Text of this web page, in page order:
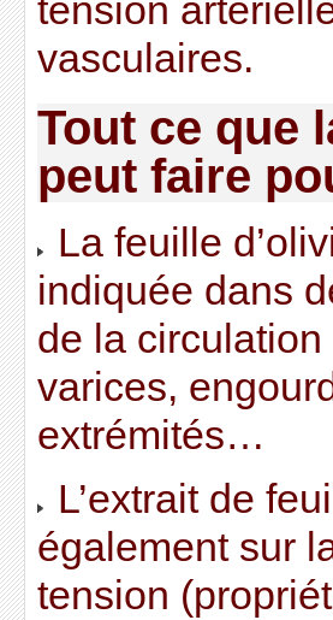
tension
vasculaires.
Tout ce que
peut faire
La feuille
indiquée dans
de la
varices,
extrémités…
L’extrait de
également sur
tension